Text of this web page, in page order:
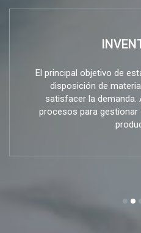
El principal objetivo de
disposición de
satisfacer la demanda.
procesos para gestionar